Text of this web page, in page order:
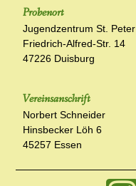
Probenort
Jugendzentrum St. Peter
Friedrich-Alfred-Str. 14
47226 Duisburg
Vereinsanschrift
Norbert Schneider
Hinsbecker Löh 6
45257 Essen